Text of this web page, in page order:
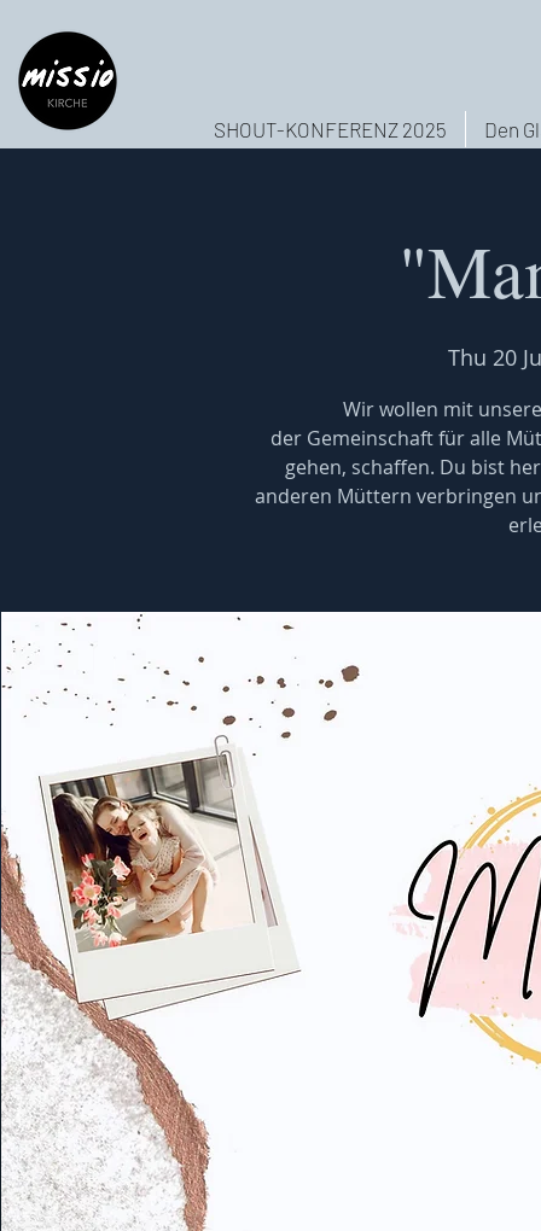
Den
SHOUT-KONFERENZ 2025
Thu 20
Wir wollen mit
der Gemeinschaft für alle
gehen, schaffen. Du bist
anderen Müttern verbringen